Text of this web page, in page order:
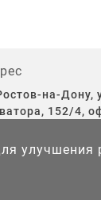
на-Дону,
152/4,